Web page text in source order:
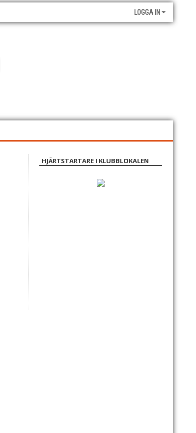
LOGGA IN
HJÄRTSTARTARE I KLUBBLOKALEN